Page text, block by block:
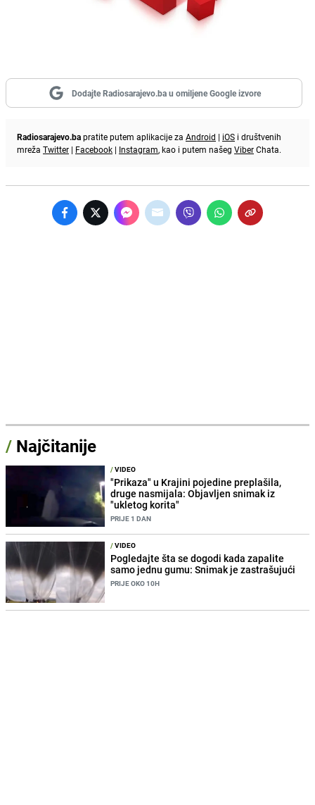
Dodajte Radiosarajevo.ba u omiljene Google izvore
Radiosarajevo.bapratite putem aplikacije za Android | iOS i društvenih
mreža Twitter | Facebook | Instagram, kao i putem našeg ViberChata.
/ Najčitanije
/VIDEO
"Prikaza" u Krajini pojedine preplašila,
druge nasmijala: Objavljen snimak iz
"ukletog korita"
PRIJE 1 DAN
/VIDEO
Pogledajte šta se dogodi kada zapalite
samo jednu gumu: Snimak je zastrašujući
PRIJE OKO 10H